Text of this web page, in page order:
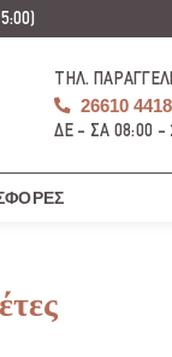
ΤΗΛ.
26610
ΔΕ - ΣΑ 08:00 -
μου